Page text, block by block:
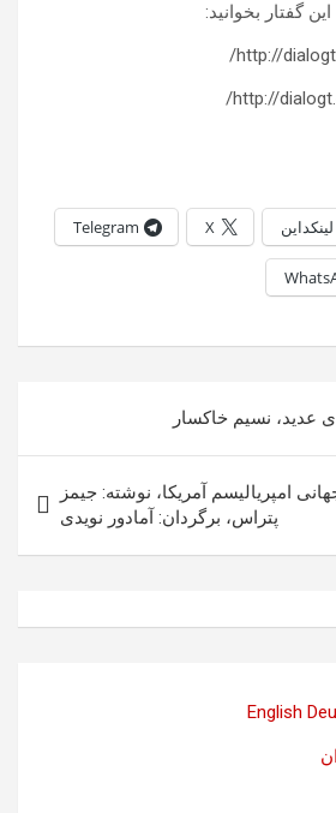
گفتار بخوانید:
http://
http://
لینکداین X
Telegram
عدید، نسیم خاکسار
امپریالیسم آمریکا، نوشته: جیمز
پتراس، برگردان: آمادور نویدی
English